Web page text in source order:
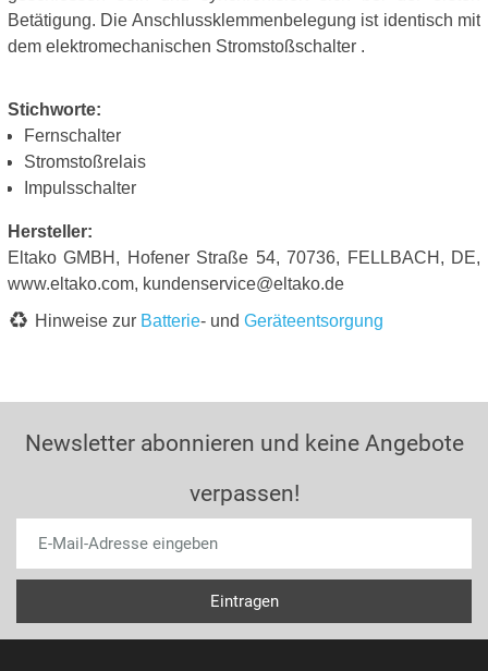
Betätigung. Die Anschlussklemmenbelegung ist identisch mit
dem elektromechanischen Stromstoßschalter .
Stichworte:
Fernschalter
Stromstoßrelais
Impulsschalter
Hersteller:
Eltako GMBH, Hofener Straße 54, 70736, FELLBACH, DE,
www.eltako.com, kundenservice@eltako.de
Hinweise zur Batterie- und Geräteentsorgung
Newsletter abonnieren und keine Angebote
verpassen!